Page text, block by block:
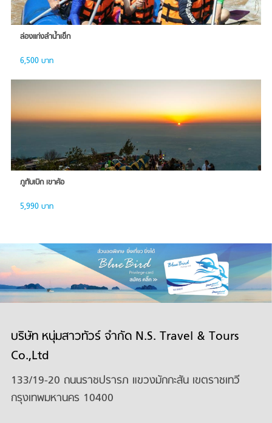
ล่องแก่งลำน้ำเข็ก
6,500 บาท
ภูทับเบิก เขาค้อ
5,990 บาท
บริษัท หนุ่มสาวทัวร์ จำกัด N.S. Travel & Tours
Co.,Ltd
133/19-20 ถนนราชปรารภ แขวงมักกะสัน เขตราชเทวี
กรุงเทพมหานคร 10400